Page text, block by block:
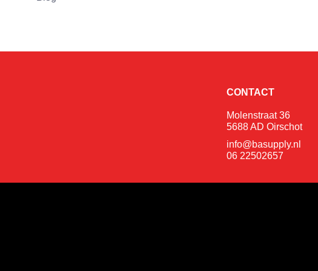
CONTACT
Molenstraat 36
5688 AD Oirschot
info@basupply.nl
06 22502657